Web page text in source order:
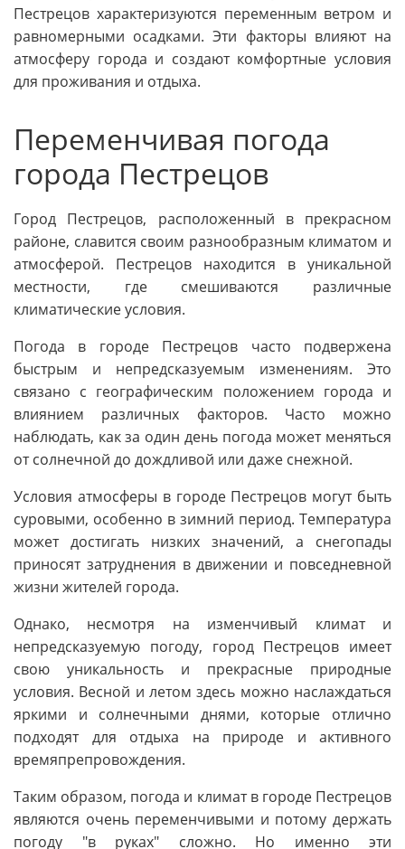
Пестрецов характеризуются переменным ветром и
равномерными осадками. Эти факторы влияют на
атмосферу города и создают комфортные условия
для проживания и отдыха.
Переменчивая погода
города Пестрецов
Город Пестрецов, расположенный в прекрасном
районе, славится своим разнообразным климатом и
атмосферой. Пестрецов находится в уникальной
местности, где смешиваются различные
климатические условия.
Погода в городе Пестрецов часто подвержена
быстрым и непредсказуемым изменениям. Это
связано с географическим положением города и
влиянием различных факторов. Часто можно
наблюдать, как за один день погода может меняться
от солнечной до дождливой или даже снежной.
Условия атмосферы в городе Пестрецов могут быть
суровыми, особенно в зимний период. Температура
может достигать низких значений, а снегопады
приносят затруднения в движении и повседневной
жизни жителей города.
Однако, несмотря на изменчивый климат и
непредсказуемую погоду, город Пестрецов имеет
свою уникальность и прекрасные природные
условия. Весной и летом здесь можно наслаждаться
яркими и солнечными днями, которые отлично
подходят для отдыха на природе и активного
времяпрепровождения.
Таким образом, погода и климат в городе Пестрецов
являются очень переменчивыми и потому держать
погоду "в руках" сложно. Но именно эти